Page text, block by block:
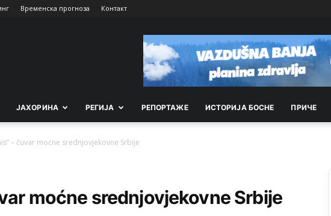
Временска прогноза Контакт
ЈАХОРИНА РEГИЈА РEПОРТАЖE ИСТОРИЈА БОСНЕ ПРИЧЕ
– čuvar moćne srednjovjekovne Srbije
moćne srednjovjekovne Srbije